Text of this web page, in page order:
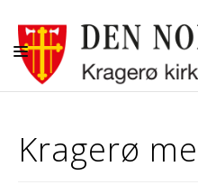
KALENDER
Kragerø